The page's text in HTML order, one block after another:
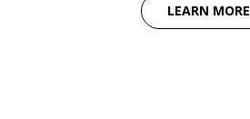
LEARN MORE